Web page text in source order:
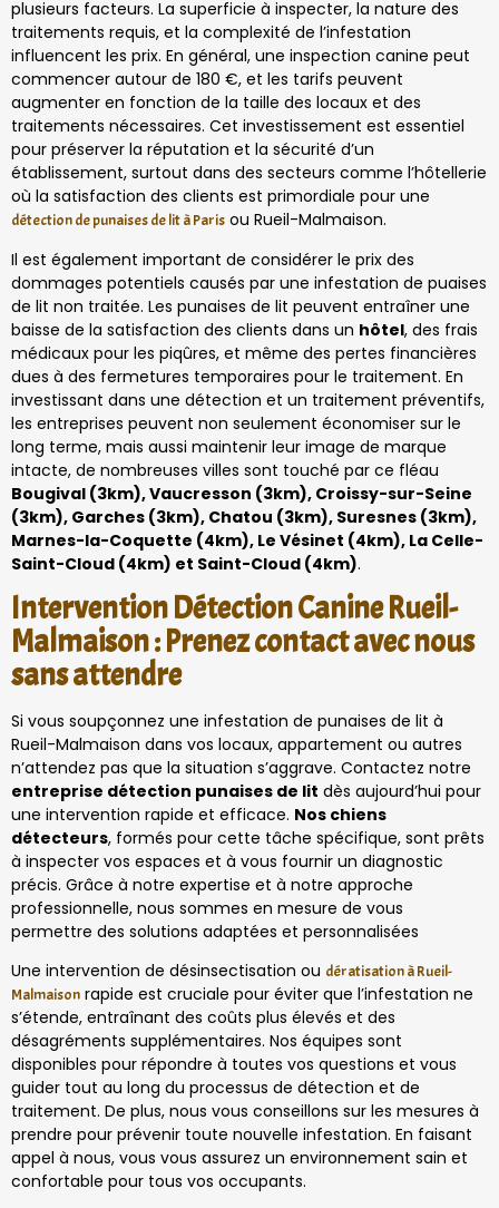
plusieurs facteurs. La superficie à inspecter, la nature des
traitements requis, et la complexité de l’infestation
influencent les prix. En général, une inspection canine peut
commencer autour de 180 €, et les tarifs peuvent
augmenter en fonction de la taille des locaux et des
traitements nécessaires. Cet investissement est essentiel
pour préserver la réputation et la sécurité d’un
établissement, surtout dans des secteurs comme l’hôtellerie
où la satisfaction des clients est primordiale pour une
détection de punaises de lit à Paris ou Rueil-Malmaison.
Il est également important de considérer le prix des
dommages potentiels causés par une infestation de puaises
de lit non traitée. Les punaises de lit peuvent entraîner une
baisse de la satisfaction des clients dans un hôtel, des frais
médicaux pour les piqûres, et même des pertes financières
dues à des fermetures temporaires pour le traitement. En
investissant dans une détection et un traitement préventifs,
les entreprises peuvent non seulement économiser sur le
long terme, mais aussi maintenir leur image de marque
intacte, de nombreuses villes sont touché par ce fléau
Bougival (3km), Vaucresson (3km), Croissy-sur-Seine
(3km), Garches (3km), Chatou (3km), Suresnes (3km),
Marnes-la-Coquette (4km), Le Vésinet (4km), La Celle-
Saint-Cloud (4km) et Saint-Cloud (4km).
Intervention Détection Canine Rueil-
Malmaison : Prenez contact avec nous
sans attendre
Si vous soupçonnez une infestation de punaises de lit à
Rueil-Malmaison dans vos locaux, appartement ou autres
n’attendez pas que la situation s’aggrave. Contactez notre
entreprise détection punaises de lit dès aujourd’hui pour
une intervention rapide et efficace. Nos chiens
détecteurs, formés pour cette tâche spécifique, sont prêts
à inspecter vos espaces et à vous fournir un diagnostic
précis. Grâce à notre expertise et à notre approche
professionnelle, nous sommes en mesure de vous
permettre des solutions adaptées et personnalisées
Une intervention de désinsectisation ou dératisation à Rueil-
Malmaison rapide est cruciale pour éviter que l’infestation ne
s’étende, entraînant des coûts plus élevés et des
désagréments supplémentaires. Nos équipes sont
disponibles pour répondre à toutes vos questions et vous
guider tout au long du processus de détection et de
traitement. De plus, nous vous conseillons sur les mesures à
prendre pour prévenir toute nouvelle infestation. En faisant
appel à nous, vous vous assurez un environnement sain et
confortable pour tous vos occupants.